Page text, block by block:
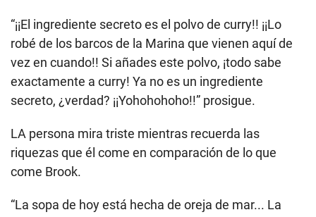
“¡¡El ingrediente secreto es el polvo de curry!! ¡¡Lo
robé de los barcos de la Marina que vienen aquí de
vez en cuando!! Si añades este polvo, ¡todo sabe
exactamente a curry! Ya no es un ingrediente
secreto, ¿verdad? ¡¡Yohohohoho!!” prosigue.
LA persona mira triste mientras recuerda las
riquezas que él come en comparación de lo que
come Brook.
“La sopa de hoy está hecha de oreja de mar... La